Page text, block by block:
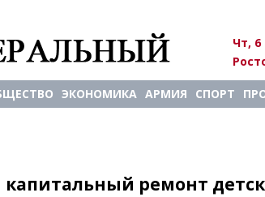
Чт, 6
ЭКОНОМИКА АРМИЯ СПОРТ
капитальный ремонт